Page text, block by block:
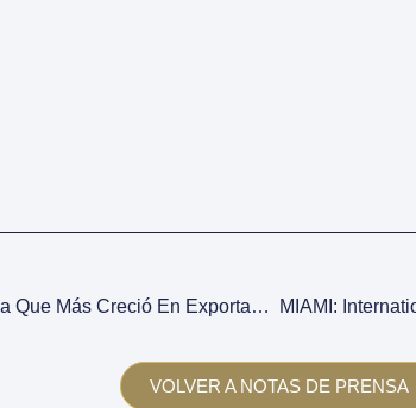
“Mendoza Es La Provincia Que Más Creció En Exportaciones El Año Pasado” Aseguró Sica En Una Nueva Edición Del Foro De Inversiones De Mendoza 2019
VOLVER A NOTAS DE PRENSA